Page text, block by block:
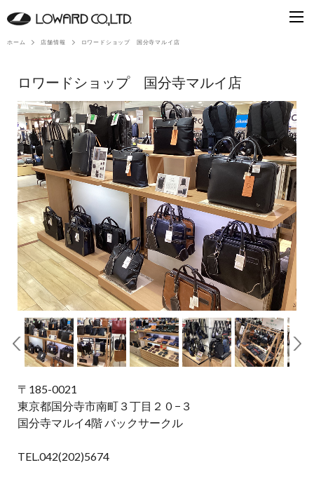
ホーム 店舗情報 ロワードショップ 国分寺マルイ店
ロワードショップ 国分寺マルイ店
〒185-0021
東京都国分寺市南町３丁目２０−３
国分寺マルイ4階 バックサークル
TEL.042(202)5674